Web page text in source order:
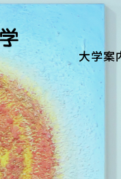
大学案内
Guide
学部・大学院
Department
資格・就職
Qualifications &
大学案